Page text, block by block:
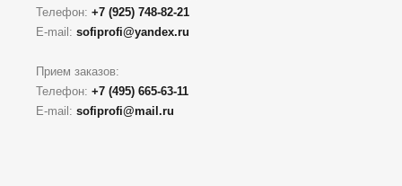
Телефон: +7 (925) 748-82-21
E-mail: sofiprofi@yandex.ru
Прием заказов:
Телефон: +7 (495) 665-63-11
E-mail: sofiprofi@mail.ru